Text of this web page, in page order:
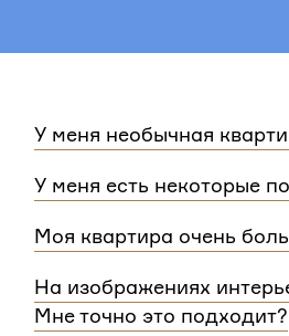
У меня необычная
квартиры.
У меня есть некоторые
расстановку мебели и
Моя квартира очень
дом или квартира, нужно
На изображениях
Мне точно это подходит?